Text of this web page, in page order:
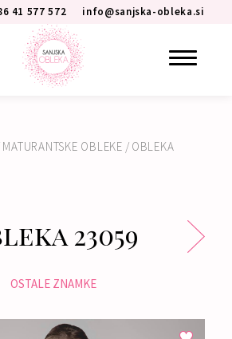
info@sanjska-obleka.si
41 577 572
MATURANTSKE OBLEKE / OBLEKA
23059
OSTALE ZNAMKE